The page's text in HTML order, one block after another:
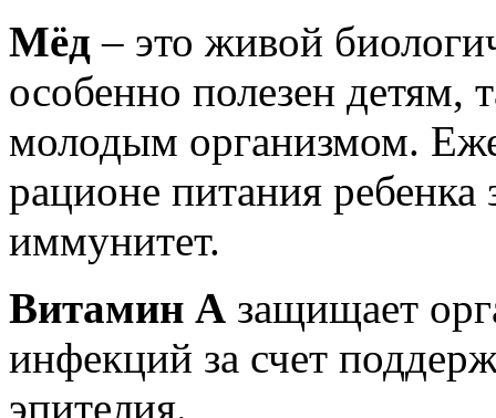
Мёд– это живой
особенно полезен детям,
молодым организмом.
рационе питания ребенка
иммунитет.
Витамин А защищает
инфекций за счет
эпителия.